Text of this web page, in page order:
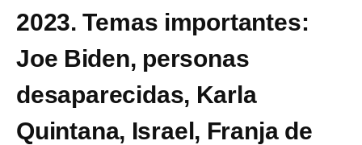
2023. Temas importantes:
Joe Biden, personas
desaparecidas, Karla
Quintana, Israel, Franja de